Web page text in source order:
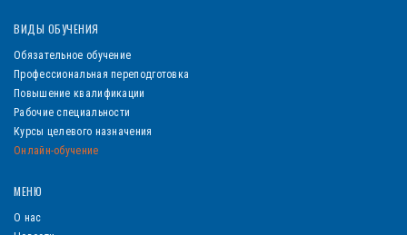
ВИДЫ ОБУЧЕНИЯ
Обязательное обучение
Профессиональная переподготовка
Повышение квалификации
Рабочие специальности
Курсы целевого назначения
Онлайн-обучение
МЕНЮ
О нас